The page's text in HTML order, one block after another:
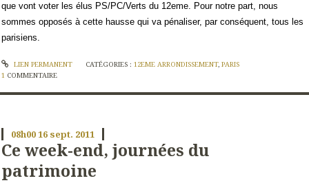
que vont voter les élus PS/PC/Verts du 12eme. Pour notre part, nous
sommes opposés à cette hausse qui va pénaliser, par conséquent, tous les
parisiens.
LIEN PERMANENT CATÉGORIES : 12EME ARRONDISSEMENT, PARIS
1 COMMENTAIRE
08h0016 sept. 2011
Ce week-end, journées du
patrimoine